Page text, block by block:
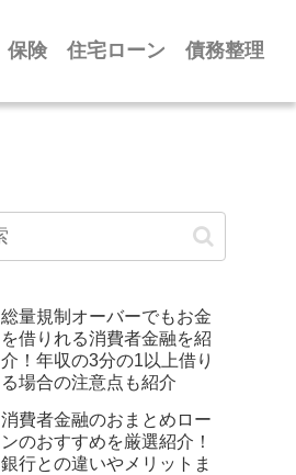
保険 住宅ローン 債務整理
総量規制オーバーでもお金
を借りれる消費者金融を紹
介！年収の3分の1以上借り
る場合の注意点も紹介
消費者金融のおまとめロー
ンのおすすめを厳選紹介！
銀行との違いやメリットま